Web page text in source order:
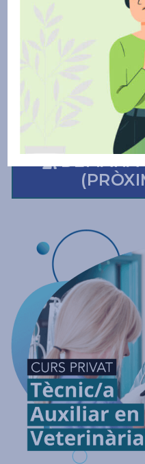
veterinàries en
radiodiagnòstic i
dóna molta
normes tècnico-
seguretat i higiene
supervisió d’un
DEMANA